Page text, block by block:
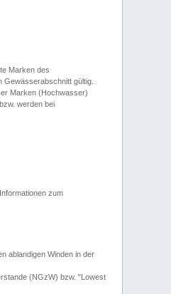
Marken des
Gewässerabschnitt gültig.
Marken (Hochwasser)
werden bei
zum
ablandigen Winden in der
(NGzW) bzw. "Lowest